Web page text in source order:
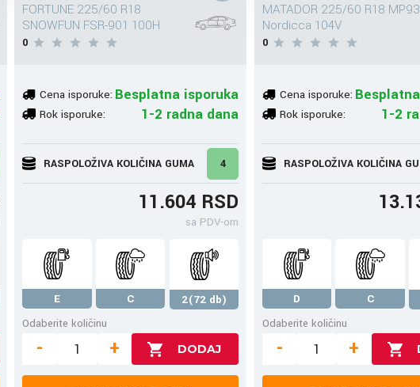
FORTUNE 225/60 R18
SNOWFUN FSR-901 100H
0
Cena isporuke: Besplatna isporuka
Rok isporuke: 1-2 radna dana
RASPOLOŽIVA KOLIČINA GUMA 4
11.604 RSD
sa PDV-om
E C
2(72 db)
Odaberite količinu
- +
MATADOR 225/60 R18 MP93
Nordicca 104V
0
Cena isporuke:
Rok isporuke: 1-2
RASPOLOŽIVA KOLIČINA
D
C
Odaberite količinu
- +